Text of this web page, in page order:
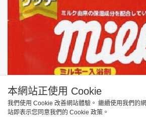
本網站正使用 Cookie
我們使用 Cookie 改善網站體驗。 繼續使用我們的網
站即表示您同意我們的 Cookie 政策。